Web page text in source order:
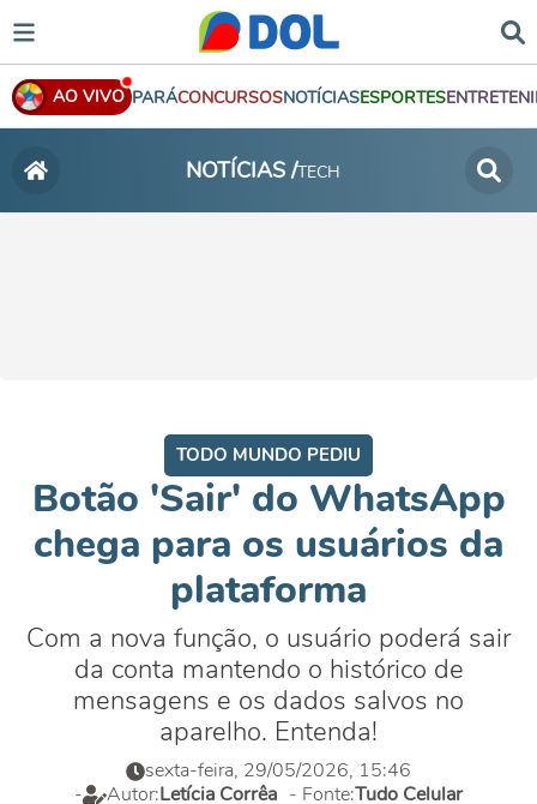
AO VIVO PARÁCONCURSOSNOTÍCIASESPORTES
NOTÍCIAS /TECH
TODO MUNDO PEDIU
Botão 'Sair' do WhatsApp
chega para os usuários da
plataforma
Com a nova função, o usuário poderá sair
da conta mantendo o histórico de
mensagens e os dados salvos no
aparelho. Entenda!
sexta-feira, 29/05/2026, 15:46
-
Autor:Letícia Corrêa - Fonte:Tudo Celular